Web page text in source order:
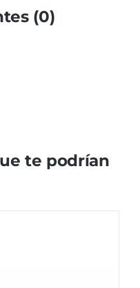
(0)
te podrían